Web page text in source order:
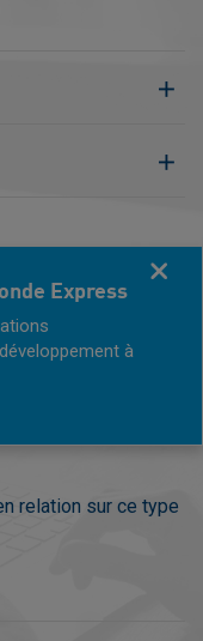
relation sur ce type
Express
à